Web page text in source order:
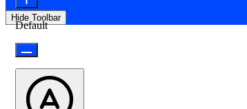
Hide Toolbar
Default